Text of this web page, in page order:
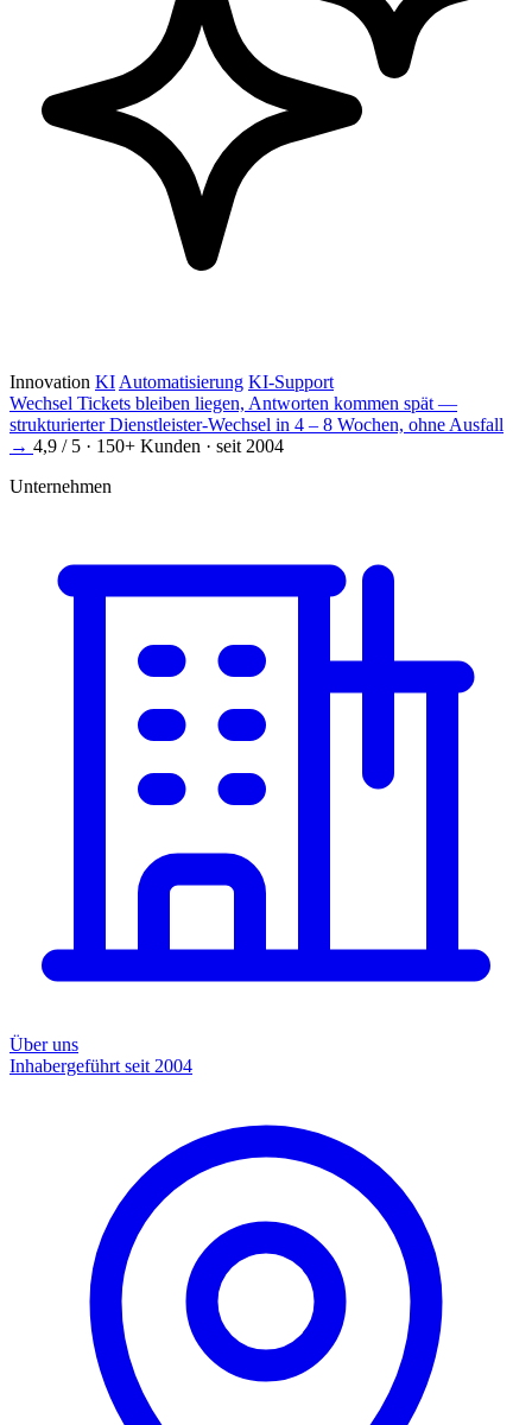
Innovation KI Automatisierung KI-Support
Wechsel Tickets bleiben liegen, Antworten kommen spät —
strukturierter Dienstleister-Wechsel in 4 – 8 Wochen, ohne Ausfall
→ 4,9 / 5 · 150+ Kunden · seit 2004
Unternehmen
Über uns
Inhabergeführt seit 2004